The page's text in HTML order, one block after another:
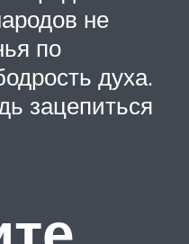
не
по
духа.
зацепиться